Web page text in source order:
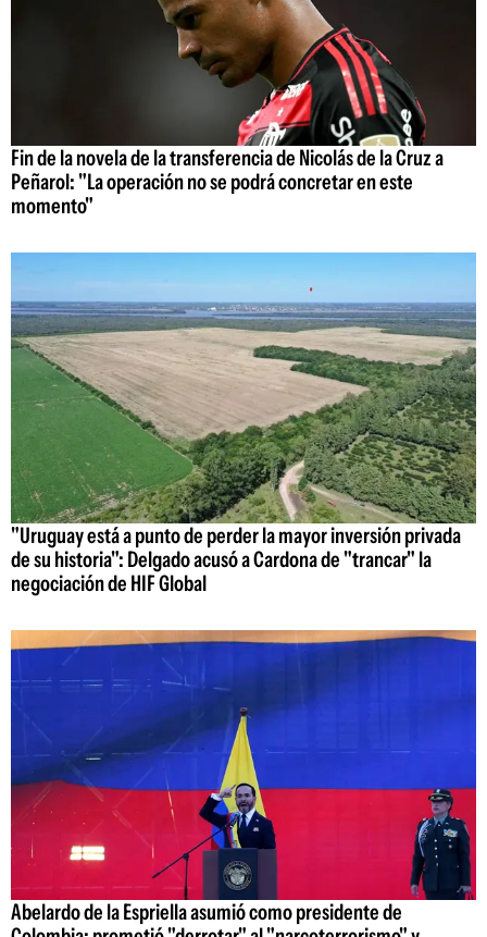
Fin de la novela de la transferencia de Nicolás de la Cruz a
Peñarol: "La operación no se podrá concretar en este
momento"
"Uruguay está a punto de perder la mayor inversión privada
de su historia": Delgado acusó a Cardona de "trancar" la
negociación de HIF Global
Abelardo de la Espriella asumió como presidente de